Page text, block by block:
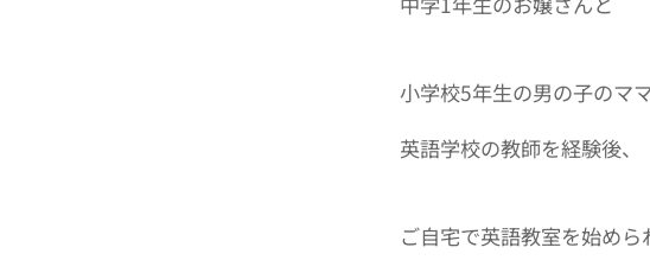
小学校5年生の男の子のママ
英語学校の教師を経験後、
ご自宅で英語教室を始めら